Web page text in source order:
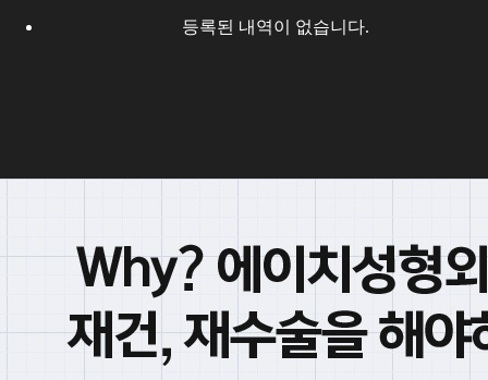
등록된 내역이 없습니다.